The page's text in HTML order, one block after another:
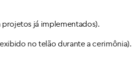
já implementados).
no telão durante a cerimônia).